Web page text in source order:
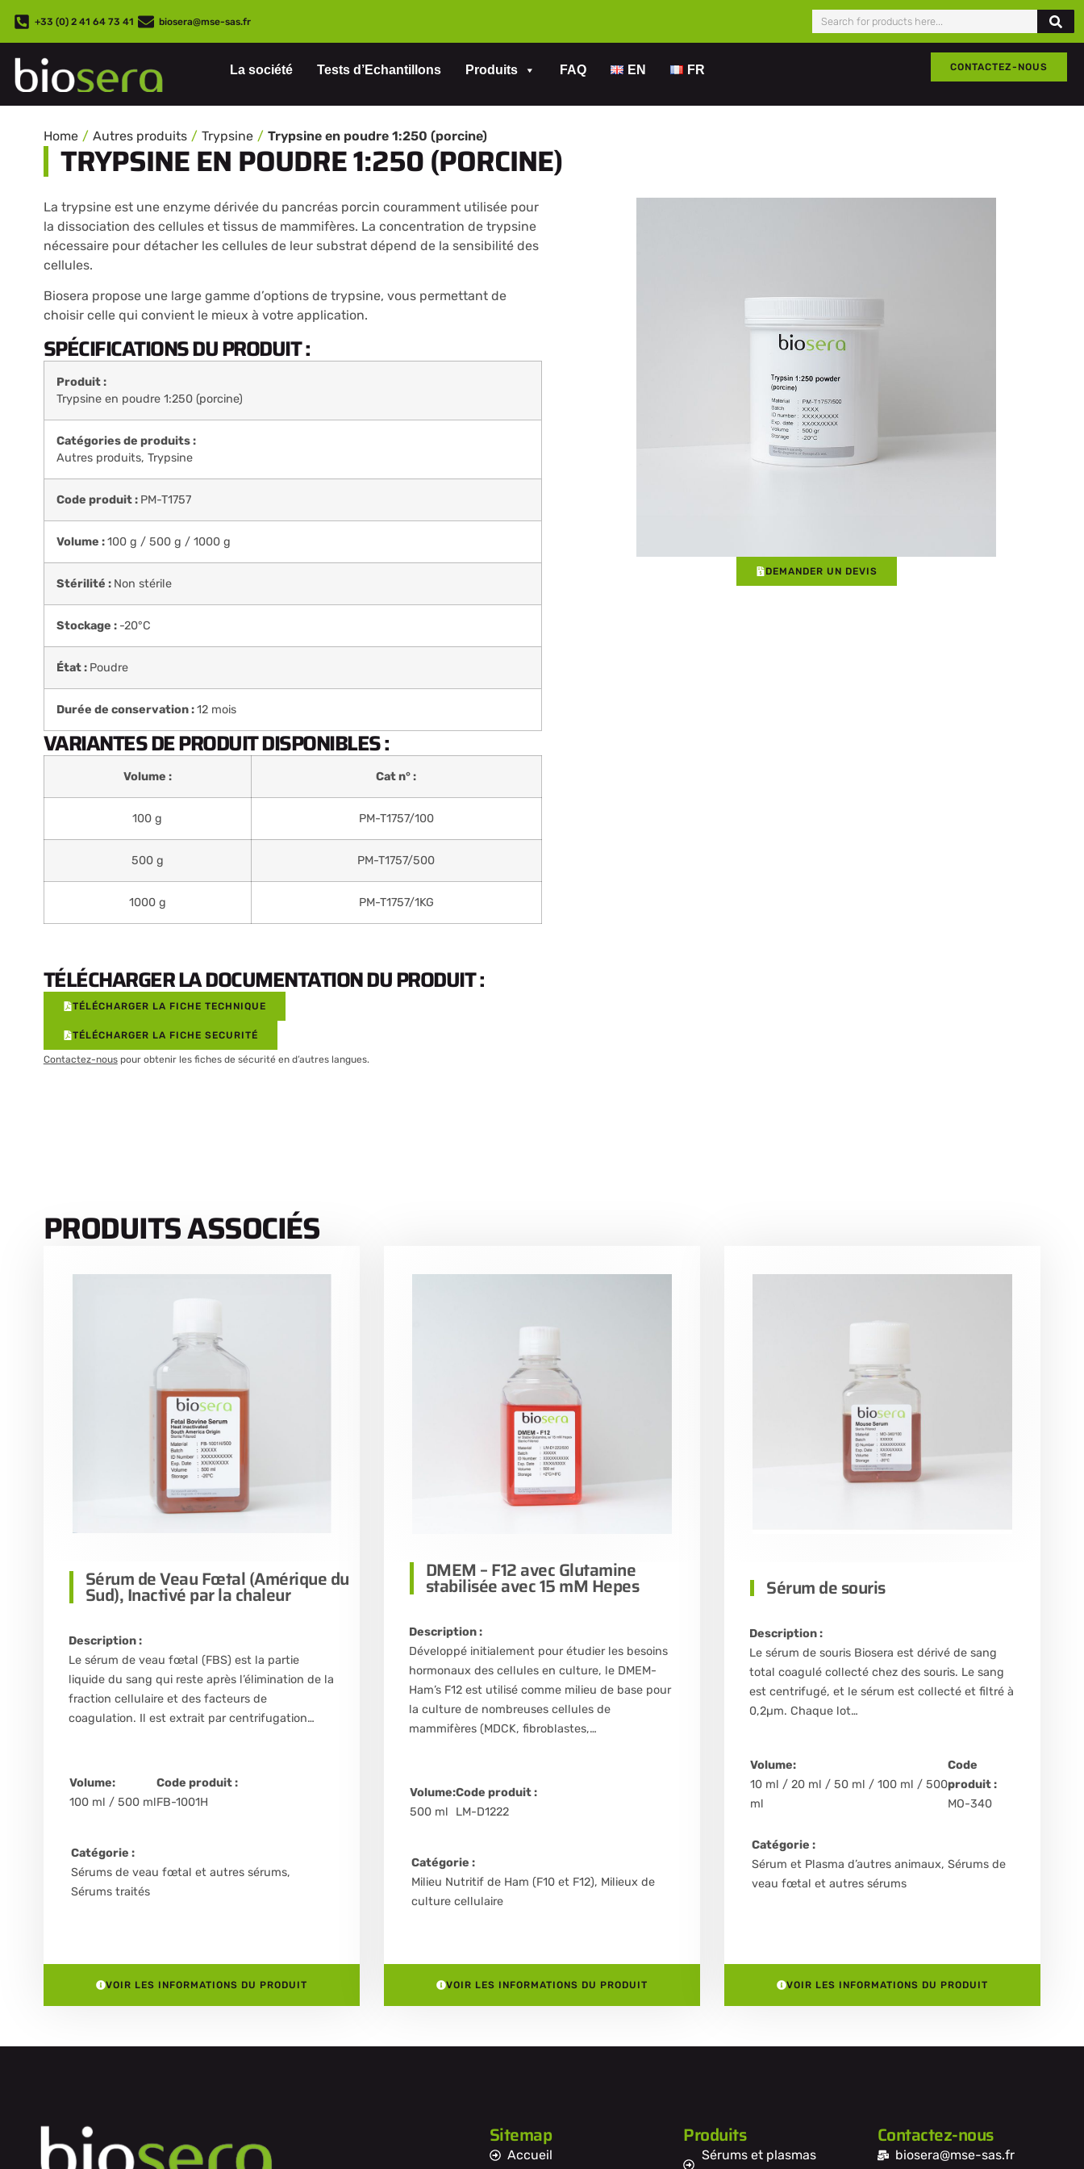
+33 (0) 2 41 64 73 41 biosera@mse-sas.fr
La société Tests d’Echantillons Produits FAQ EN FR CONTACTEZ-NOUS
Home Autres produits Trypsine Trypsine en poudre 1:250 (porcine)
TRYPSINE EN POUDRE 1:250 (PORCINE)
La trypsine est une enzyme dérivée du pancréas porcin couramment utilisée pour
la dissociation des cellules et tissus de mammifères. La concentration de trypsine
nécessaire pour détacher les cellules de leur substrat dépend de la sensibilité des
cellules.
Biosera propose une large gamme d’options de trypsine, vous permettant de
choisir celle qui convient le mieux à votre application.
SPÉCIFICATIONS DU PRODUIT :
Produit :
Trypsine en poudre 1:250 (porcine)
Catégories de produits :
Autres produits, Trypsine
Code produit : PM-T1757
Volume :100 g / 500 g / 1000 g
Stérilité : Non stérile
Stockage : -20°C
État : Poudre
Durée de conservation :12 mois
VARIANTES DE PRODUIT DISPONIBLES :
Volume : Cat n° :
100 g PM-T1757/100
500 g PM-T1757/500
1000 g PM-T1757/1KG
TÉLÉCHARGER LA DOCUMENTATION DU PRODUIT :
TÉLÉCHARGER LA FICHE TECHNIQUE
TÉLÉCHARGER LA FICHE SECURITÉ
Contactez-nouspour obtenir les fiches de sécurité en d’autres langues.
DEMANDER UN DEVIS
PRODUITS ASSOCIÉS
Sérum de Veau Fœtal (Amérique du
Sud), Inactivé par la chaleur
Description :
Le sérum de veau fœtal (FBS) est la partie
liquide du sang qui reste après l’élimination de la
fraction cellulaire et des facteurs de
coagulation. Il est extrait par centrifugation…
Volume:
100 ml / 500 ml
Code produit :
FB-1001H
Catégorie :
Sérums de veau fœtal et autres sérums,
Sérums traités
VOIR LES INFORMATIONS DU PRODUIT
DMEM – F12 avec Glutamine
stabilisée avec 15 mM Hepes
Description :
Développé initialement pour étudier les besoins
hormonaux des cellules en culture, le DMEM-
Ham’s F12 est utilisé comme milieu de base pour
la culture de nombreuses cellules de
mammifères (MDCK, fibroblastes,…
Volume:
500 ml
Code produit :
LM-D1222
Catégorie :
Milieu Nutritif de Ham (F10 et F12), Milieux de
culture cellulaire
VOIR LES INFORMATIONS DU PRODUIT
Sérum de souris
Description :
Le sérum de souris Biosera est dérivé de sang
total coagulé collecté chez des souris. Le sang
est centrifugé, et le sérum est collecté et filtré à
0,2µm. Chaque lot…
Volume:
10 ml / 20 ml / 50 ml / 100 ml / 500
ml
Code
produit :
MO-340
Catégorie :
Sérum et Plasma d’autres animaux,Sérums de
veau fœtal et autres sérums
VOIR LES INFORMATIONS DU PRODUIT
Sitemap
Accueil
Produits
Sérums et plasmas
Contactez-nous
biosera@mse-sas.fr